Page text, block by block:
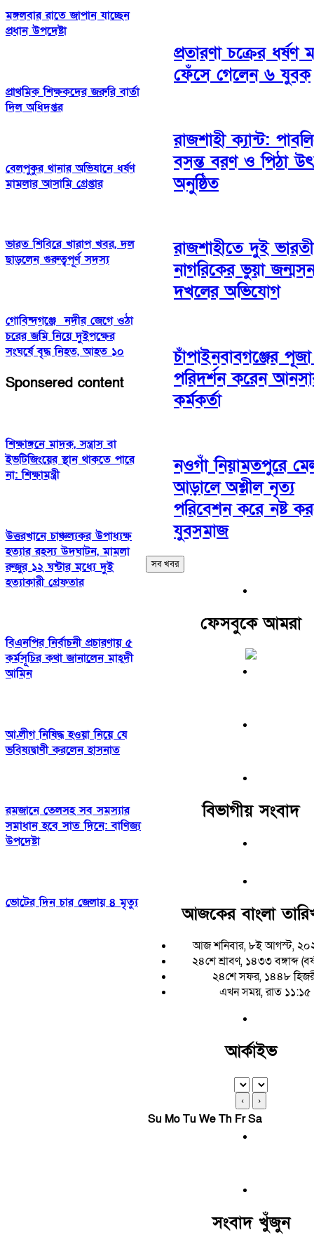
মঙ্গলবার রাতে জাপান যাচ্ছেন
প্রধান উপদেষ্টা
প্রাথমিক শিক্ষকদের জরুরি বার্তা
দিল অধিদপ্তর
বেলপুকুর থানার অভিযানে ধর্ষণ
মামলার আসামি গ্রেপ্তার
ভারত শিবিরে খারাপ খবর, দল
ছাড়লেন গুরুত্বপূর্ণ সদস্য
গোবিন্দগঞ্জে নদীর জেগে ওঠা
চরের জমি নিয়ে দুইপক্ষের
সংঘর্ষে বৃদ্ধ নিহত, আহত ১০
Sponsered content
শিক্ষাঙ্গনে মাদক, সন্ত্রাস বা
ইভটিজিংয়ের স্থান থাকতে পারে
না: শিক্ষামন্ত্রী
উত্তরখানে চাঞ্চল্যকর উপাধ্যক্ষ
হত্যার রহস্য উদঘাটন, মামলা
রুজুর ১২ ঘন্টার মধ্যে দুই
হত্যাকারী গ্রেফতার
বিএনপির নির্বাচনী প্রচারণায় ৫
কর্মসূচির কথা জানালেন মাহ্দী
আমিন
আ.লীগ নিষিদ্ধ হওয়া নিয়ে যে
ভবিষ্যদ্বাণী করলেন হাসনাত
রমজানে তেলসহ সব সমস্যার
সমাধান হবে সাত দিনে: বাণিজ্য
উপদেষ্টা
ভোটের দিন চার জেলায় ৪ মৃত্যু
প্রতারণা চক্রের ধর্ষণ
ফেঁসে গেলেন ৬ যুবক
রাজশাহী ক্যান্ট:
বসন্ত বরণ ও পিঠা
অনুষ্ঠিত
রাজশাহীতে দুই
নাগরিকের ভুয়া
দখলের অভিযোগ
চাঁপাইনবাবগঞ্জের
পরিদর্শন করেন
কর্মকর্তা
নওগাঁ নিয়ামতপুরে
আড়ালে অশ্লীল নৃত্য
পরিবেশন করে নষ্ট
যুবসমাজ
সব খবর
ফেসবুকে আমরা
বিভাগীয় সংবাদ
আজকের বাংলা
আজ শনিবার, ৮ই আগস্ট,
২৪শে শ্রাবণ, ১৪৩৩ বঙ্গাব্দ
২৪শে সফর, ১৪৪৮
এখন সময়, রাত ১১:১৫
আর্কাইভ
‹ ›
Su MoTu WeTh FrSa
সংবাদ খুঁজুন